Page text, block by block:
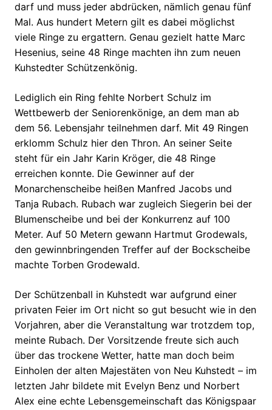
darf und muss jeder abdrücken, nämlich genau fünf
Mal. Aus hundert Metern gilt es dabei möglichst
viele Ringe zu ergattern. Genau gezielt hatte Marc
Hesenius, seine 48 Ringe machten ihn zum neuen
Kuhstedter Schützenkönig.
Lediglich ein Ring fehlte Norbert Schulz im
Wettbewerb der Seniorenkönige, an dem man ab
dem 56. Lebensjahr teilnehmen darf. Mit 49 Ringen
erklomm Schulz hier den Thron. An seiner Seite
steht für ein Jahr Karin Kröger, die 48 Ringe
erreichen konnte. Die Gewinner auf der
Monarchenscheibe heißen Manfred Jacobs und
Tanja Rubach. Rubach war zugleich Siegerin bei der
Blumenscheibe und bei der Konkurrenz auf 100
Meter. Auf 50 Metern gewann Hartmut Grodewals,
den gewinnbringenden Treffer auf der Bockscheibe
machte Torben Grodewald.
Der Schützenball in Kuhstedt war aufgrund einer
privaten Feier im Ort nicht so gut besucht wie in den
Vorjahren, aber die Veranstaltung war trotzdem top,
meinte Rubach. Der Vorsitzende freute sich auch
über das trockene Wetter, hatte man doch beim
Einholen der alten Majestäten von Neu Kuhstedt – im
letzten Jahr bildete mit Evelyn Benz und Norbert
Alex eine echte Lebensgemeinschaft das Königspaar